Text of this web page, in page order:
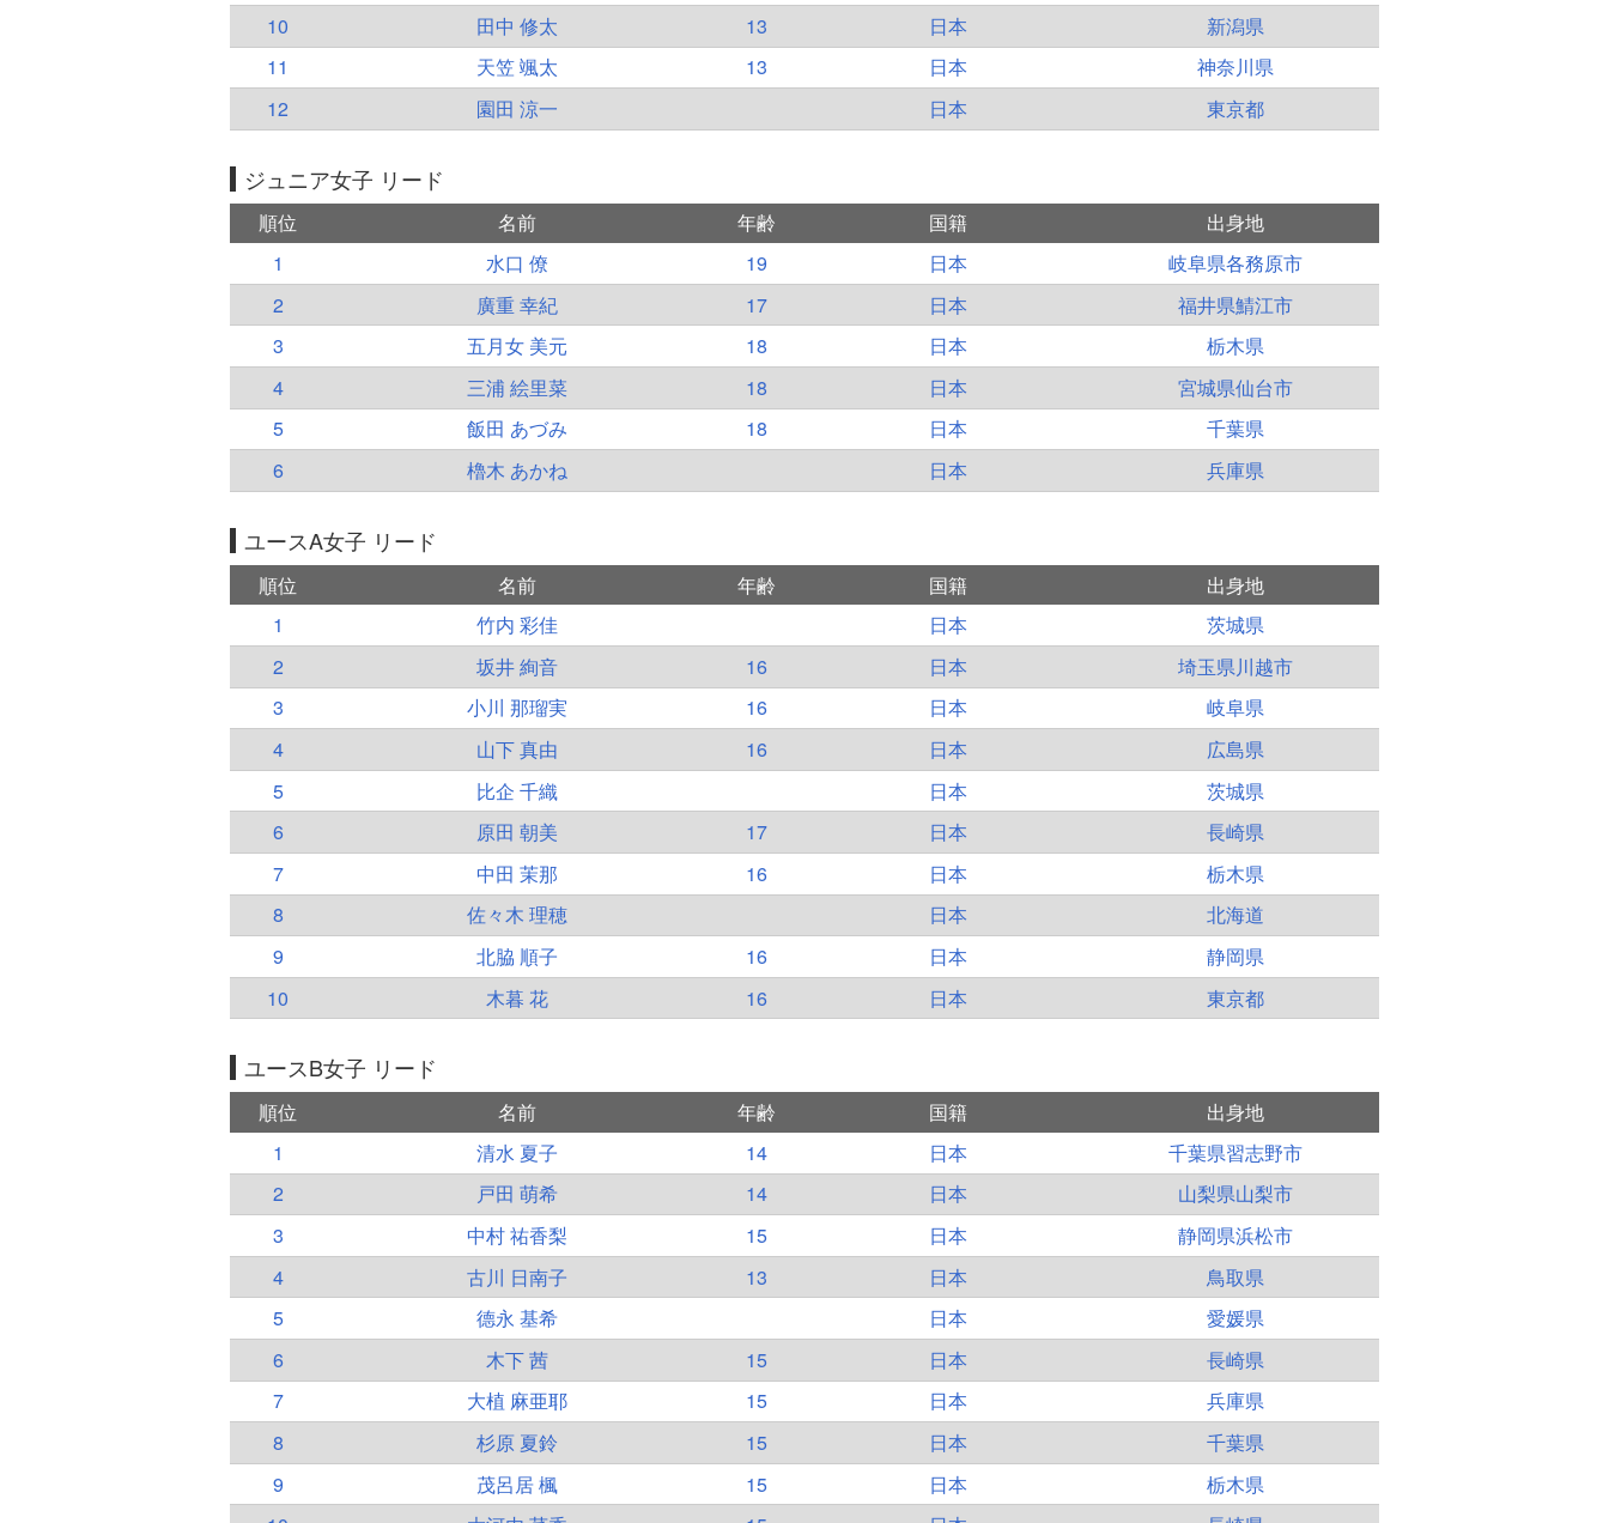
10
田中 修太 13 日本
新潟県
11
天笠 颯太 13 日本
神奈川県
12
園田 涼一 日本 東京都
ジュニア女子 リード
順位 名前 年齢 国籍
出身地
1
水口 僚 19 日本
岐阜県各務原市
2
廣重 幸紀 17 日本
福井県鯖江市
3
五月女 美元 18 日本
栃木県
4
三浦 絵里菜 18 日本
宮城県仙台市
5
飯田 あづみ 18 日本
千葉県
6
櫓木 あかね 日本 兵庫県
ユースA女子 リード
順位 名前 年齢 国籍
出身地
1
竹内 彩佳 日本
茨城県
2
坂井 絢音 16 日本
埼玉県川越市
3
小川 那瑠実 16 日本
岐阜県
4
山下 真由 16 日本
広島県
5
比企 千織 日本
茨城県
6
原田 朝美 17 日本
長崎県
7
中田 茉那 16 日本
栃木県
8
佐々木 理穂 日本
北海道
9
北脇 順子 16 日本
静岡県
10
木暮 花 16 日本 東京都
ユースB女子 リード
順位 名前 年齢 国籍
出身地
1
清水 夏子 14 日本
千葉県習志野市
2
戸田 萌希 14 日本
山梨県山梨市
3
中村 祐香梨 15 日本
静岡県浜松市
4
古川 日南子 13 日本
鳥取県
5
德永 基希 日本
愛媛県
6
木下 茜 15 日本
長崎県
7
大植 麻亜耶 15 日本
兵庫県
8
杉原 夏鈴 15 日本
千葉県
9
茂呂居 楓 15 日本
栃木県